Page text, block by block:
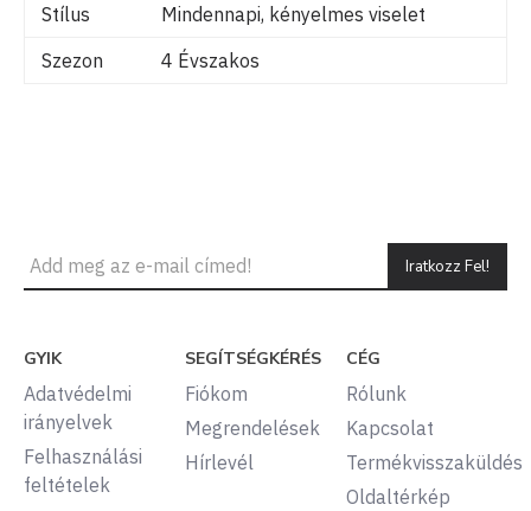
Stílus
Mindennapi, kényelmes viselet
Szezon
4 Évszakos
Iratkozz Fel!
GYIK
Adatvédelmi
irányelvek
Felhasználási
feltételek
SEGÍTSÉGKÉRÉS
Fiókom
Megrendelések
Hírlevél
CÉG
Rólunk
Kapcsolat
Termékvisszaküldés
Oldaltérkép